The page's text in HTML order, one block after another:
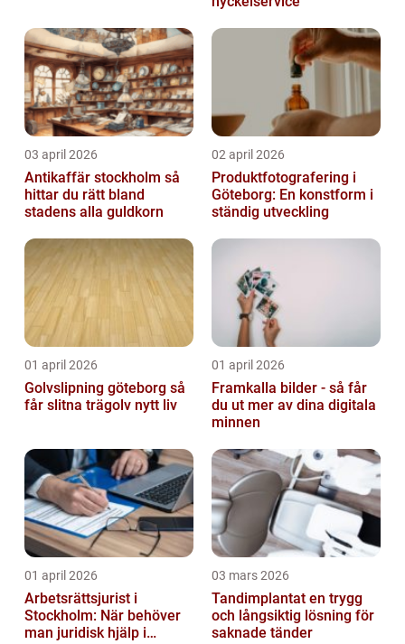
03 april 2026
Antikaffär stockholm så
hittar du rätt bland
stadens alla guldkorn
02 april 2026
Produktfotografering i
Göteborg: En konstform i
ständig utveckling
01 april 2026
Golvslipning göteborg så
får slitna trägolv nytt liv
01 april 2026
Framkalla bilder - så får
du ut mer av dina digitala
minnen
01 april 2026
Arbetsrättsjurist i
Stockholm: När behöver
man juridisk hjälp i
03 mars 2026
Tandimplantat en trygg
och långsiktig lösning för
saknade tänder